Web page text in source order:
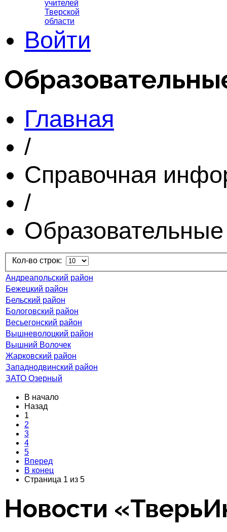
учителей
Тверской
области
Войти
Главная
/
Справочная
/
Кол-во строк:
Андреапольский район
Бежецкий район
Бельский район
Бологовский район
Весьегонский район
Вышневолоцкий район
Вышний Волочек
Жарковский район
Западнодвинский район
ЗАТО Озерный
В начало
Назад
1
2
3
4
5
Вперед
В конец
Страница 1 из 5
Новости